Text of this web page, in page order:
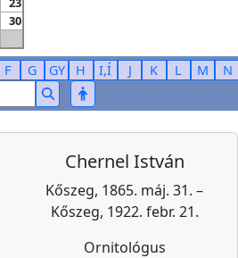
30
F G GY H I,Í J K L M
N
Chernel István
Kőszeg, 1865. máj. 31. –
Kőszeg, 1922. febr. 21.
Ornitológus